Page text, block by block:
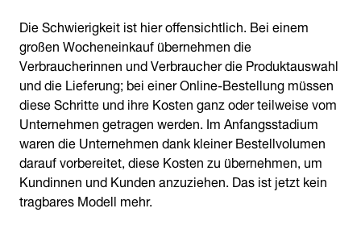
Die Schwierigkeit ist hier offensichtlich. Bei einem
großen Wocheneinkauf übernehmen die
Verbraucherinnen und Verbraucher die Produktauswahl
und die Lieferung; bei einer Online-Bestellung müssen
diese Schritte und ihre Kosten ganz oder teilweise vom
Unternehmen getragen werden. Im Anfangsstadium
waren die Unternehmen dank kleiner Bestellvolumen
darauf vorbereitet, diese Kosten zu übernehmen, um
Kundinnen und Kunden anzuziehen. Das ist jetzt kein
tragbares Modell mehr.